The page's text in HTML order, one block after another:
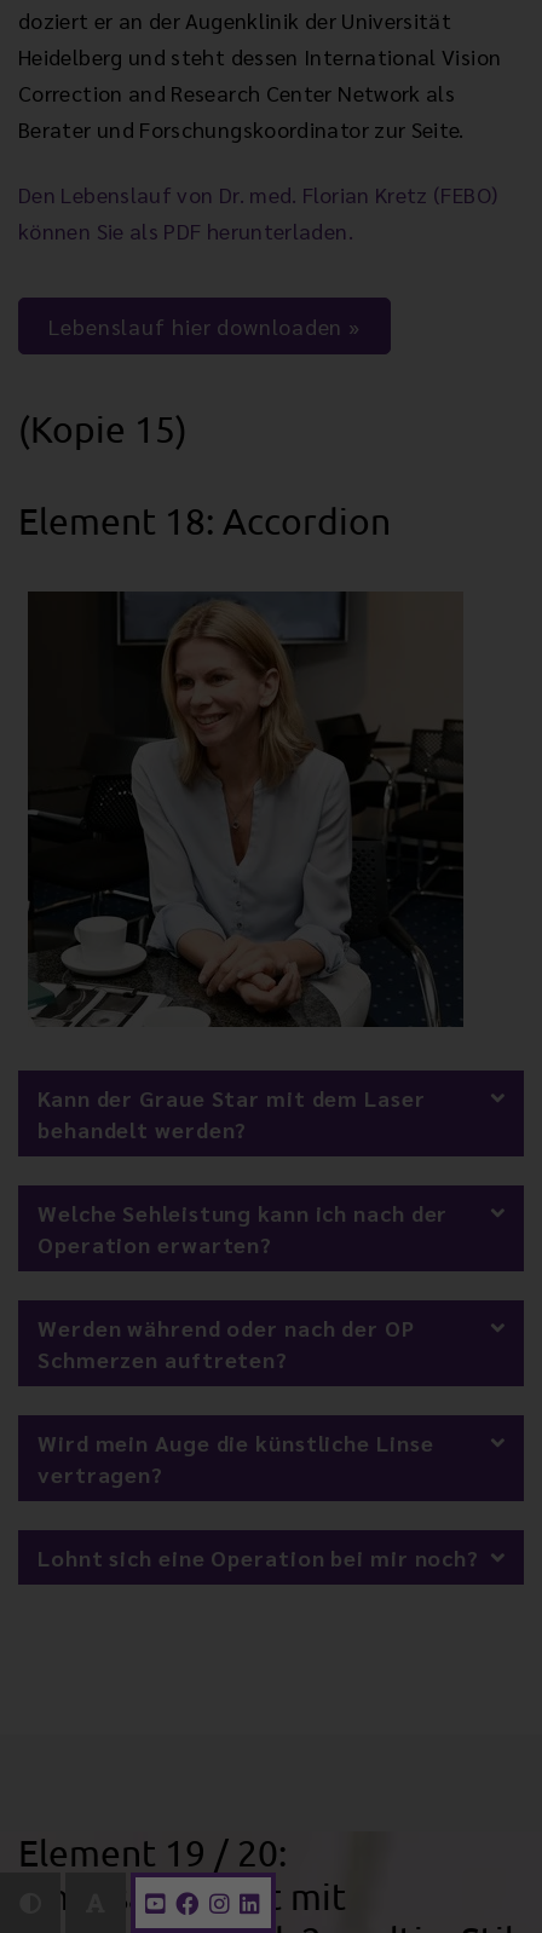
doziert er an der Augenklinik der Universität
Heidelberg und steht dessen International Vision
Correction and Research Center Network als
Berater und Forschungskoordinator zur Seite.
Den Lebenslauf von Dr. med. Florian Kretz (FEBO)
können Sie als PDF herunterladen.
Lebenslauf hier downloaden
(Kopie 15)
Element 18: Accordion
Kann der Graue Star mit dem Laser
behandelt werden?
Welche Sehleistung kann ich nach der
Operation erwarten?
Werden während oder nach der OP
Schmerzen auftreten?
Wird mein Auge die künstliche Linse
vertragen?
Lohnt sich eine Operation bei mir noch?
Element 19 / 20:
Inhaltsabschnitt mit